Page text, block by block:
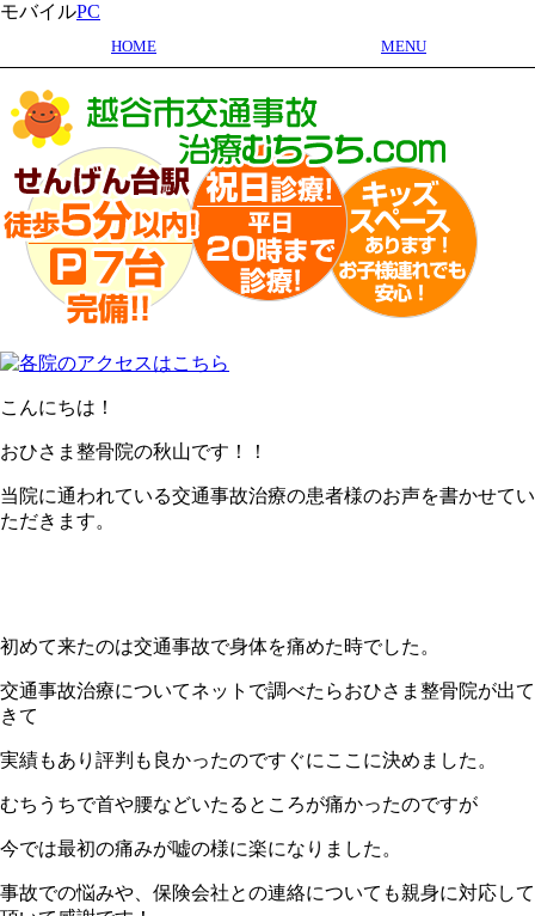
HOME MENU
こんにちは！
おひさま整骨院の秋山です！！
当院に通われている交通事故治療の患者様のお声を書かせてい
ただきます。
初めて来たのは交通事故で身体を痛めた時でした。
交通事故治療についてネットで調べたらおひさま整骨院が出て
きて
実績もあり評判も良かったのですぐにここに決めました。
むちうちで首や腰などいたるところが痛かったのですが
今では最初の痛みが嘘の様に楽になりました。
事故での悩みや、保険会社との連絡についても親身に対応して
モバイルPC